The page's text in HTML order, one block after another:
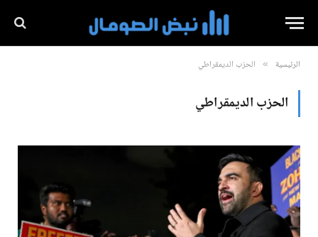
الرئيسية » الحزب الديمقراطي
الحزب الديمقراطي